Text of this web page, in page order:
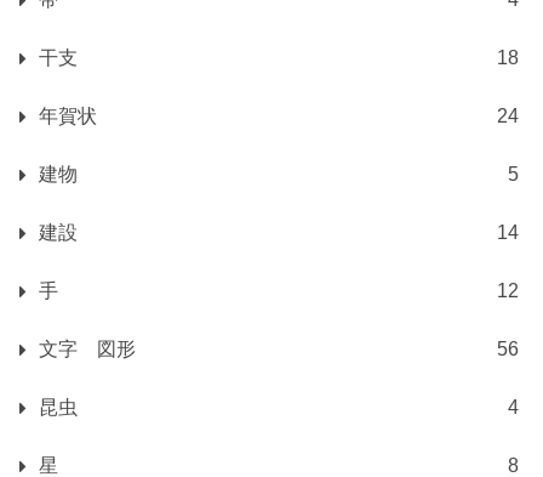
干支 18
年賀状 24
建物 5
建設 14
手 12
文字 図形 56
昆虫 4
星 8